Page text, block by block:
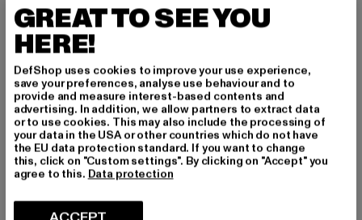
GREAT TO SEE YOU
HERE!
DefShop uses cookies to improve your use experience,
save your preferences, analyse use behaviour and to
provide and measure interest-based contents and
advertising. In addition, we allow partners to extract data
or to use cookies. This may also include the processing of
your data in the USA or other countries which do not have
the EU data protection standard. If you want to change
this, click on "Custom settings". By clicking on "Accept" you
agree to this. Data protection